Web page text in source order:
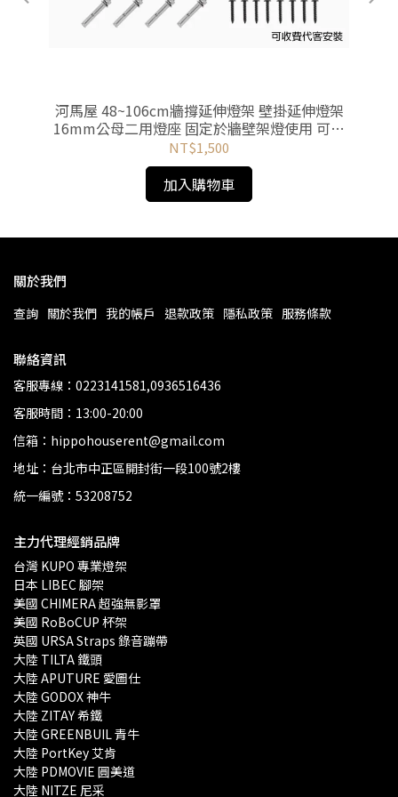
河馬屋 48~106cm牆撐延伸燈架 壁掛延伸燈架
16mm公母二用燈座 固定於牆壁架燈使用 可收
費代客安裝
NT$1,500
加入購物車
關於我們
查詢 關於我們 我的帳戶 退款政策 隱私政策 服務條款
聯絡資訊
客服專線：0223141581,0936516436
客服時間：13:00-20:00
信箱：hippohouserent@gmail.com
地址：台北市中正區開封街一段100號2樓
統一編號：53208752
主力代理經銷品牌
台灣 KUPO 專業燈架
日本 LIBEC 腳架
美國 CHIMERA 超強無影罩
美國 RoBoCUP 杯架
英國 URSA Straps 錄音蹦帶
大陸 TILTA 鐵頭
大陸 APUTURE 愛圖仕
大陸 GODOX 神牛
大陸 ZITAY 希鐵
大陸 GREENBUIL 青牛
大陸 PortKey 艾肯
大陸 PDMOVIE 圓美道
大陸 NITZE 尼采